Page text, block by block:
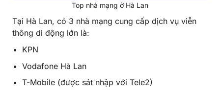
Top nhà mạng ở Hà Lan
Tại Hà Lan, có 3 nhà mạng cung cấp dịch vụ viễn
thông di động lớn là:
KPN
Vodafone Hà Lan
T-Mobile (được sát nhập với Tele2)